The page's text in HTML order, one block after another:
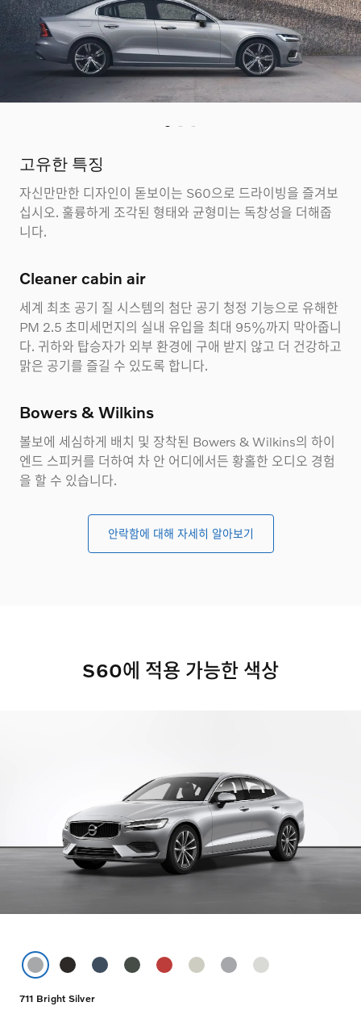
고유한 특징
자신만만한 디자인이 돋보이는 S60으로 드라이빙을 즐겨보
십시오. 훌륭하게 조각된 형태와 균형미는 독창성을 더해줍
니다.
Cleaner cabin air
세계 최초 공기 질 시스템의 첨단 공기 청정 기능으로 유해한
PM 2.5 초미세먼지의 실내 유입을 최대 95%까지 막아줍니
다. 귀하와 탑승자가 외부 환경에 구애 받지 않고 더 건강하고
맑은 공기를 즐길 수 있도록 합니다.
Bowers & Wilkins
볼보에 세심하게 배치 및 장착된 Bowers & Wilkins의 하이
엔드 스피커를 더하여 차 안 어디에서든 황홀한 오디오 경험
을 할 수 있습니다.
안락함에 대해 자세히 알아보기
S60에 적용 가능한 색상
711 Bright Silver